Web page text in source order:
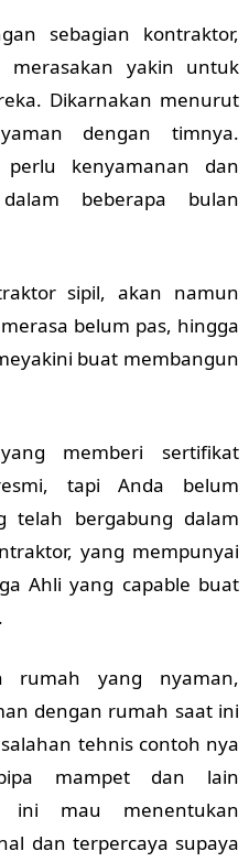
sebagian kontraktor,
yakin untuk
Dikarnakan menurut
dengan timnya.
perlu kenyamanan dan
beberapa bulan
sipil, akan namun
belum pas, hingga
buat membangun
memberi sertifikat
tapi Anda belum
telah bergabung dalam
yang mempunyai
Ahli yang capable buat
rumah yang nyaman,
dengan rumah saat ini
tehnis contoh nya
mampet dan lain
ini mau menentukan
dan terpercaya supaya